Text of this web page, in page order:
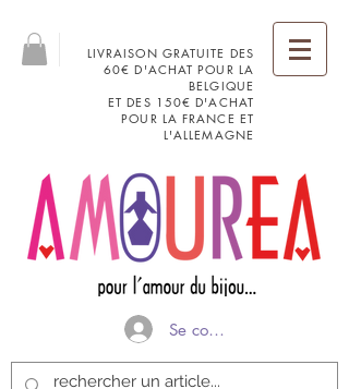
LIVRAISON GRATUITE DES
60€ D'ACHAT POUR LA
BELGIQUE
ET DES 150€ D'ACHAT
POUR LA FRANCE ET
L'ALLEMAGNE
Se connecter